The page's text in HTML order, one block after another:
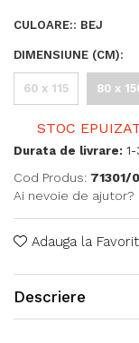
CULOARE:: BEJ
DIMENSIUNE (CM):
60 x 115 80 x
STOC
Durata de livrare:
Cod Produs: 71301/
Ai nevoie de ajutor?
Adauga la
Descriere